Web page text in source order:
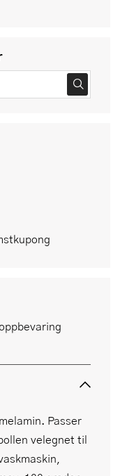
Passer
velegnet til